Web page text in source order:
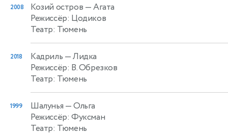
2008 Козий остров — Агата
Режиссёр: Цодиков
Театр: Тюмень
2018 Кадриль — Лидка
Режиссёр: В. Обрезков
Театр: Тюмень
1999 Шалунья — Ольга
Режиссёр: Фуксман
Театр: Тюмень